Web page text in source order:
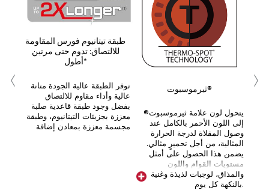
طبقة تيتانيوم فورس المقاومة
للالتصاق: تدوم حتى مرتين
أطول*
توفر الطبقة عالية الجودة متانة
عالية وأداء مقاوم للالتصاق
بفضل وجود طبقة قاعدية صلبة
معززة بجزيئات التيتانيوم، وطبقة
مجسمة معززة بمعادن إضافة
ثيرموسبوت®
يتحول لون علامة ثيرموسبوت®
إلى اللون الأحمر بالكامل عند
وصول المقلاة لدرجة الحرارة
المثالية، من أجل تحميرٍ مثالي.
يضمن هذا الحصول على أمثل
مستويات القوام واللون
والمذاق، لوجبات لذيذة وغنية
بالنكهة كل يوم.
من
‹ ›